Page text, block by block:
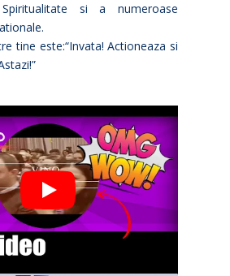
si a numeroase
tine este:“Invata! Actioneaza si